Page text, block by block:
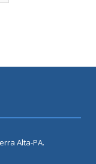
Alta-PA.